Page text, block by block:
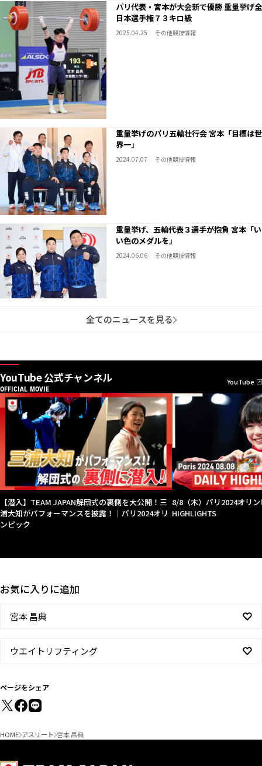
パリ代表・宮本が大会新で優勝 重量挙げ全
日本選手権７３キロ級
2025.04.25 その他競技情報
重量挙げのパリ五輪壮行会 宮本「目標は世
界一」
2024.07.07 その他競技情報
重量挙げ、五輪代表３選手が抱負 宮本「い
い色のメダルを」
2024.06.06 その他競技情報
全てのニュースを見る
YouTube 公式チャンネル
OFFICIAL MOVIE
YouTube
【潜入】TEAM JAPAN解団式の裏側を大公開！三
浦大知がパフォーマンスを披露！｜パリ2024オリ
ンピック
8/8（木）パリ2024オリン
HIGHLIGHTS
お気に入りに追加
宮本 昌典
ウエイトリフティング
ページをシェア
HOME アスリート 宮本 昌典